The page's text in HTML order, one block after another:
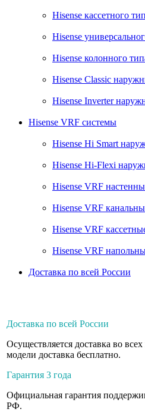
Hisense кассетного
Hisense
Hisense колонного
Hisense Classic
Hisense Inverter
Hisense VRF системы
Hisense Hi Smart
Hisense Hi-Flexi
Hisense VRF
Hisense VRF
Hisense VRF
Hisense VRF
Доставка по всей России
Доставка по всей России
Осуществляется доставка во
модели доставка бесплатно.
Гарантия 3 года
Официальная гарантия
РФ.